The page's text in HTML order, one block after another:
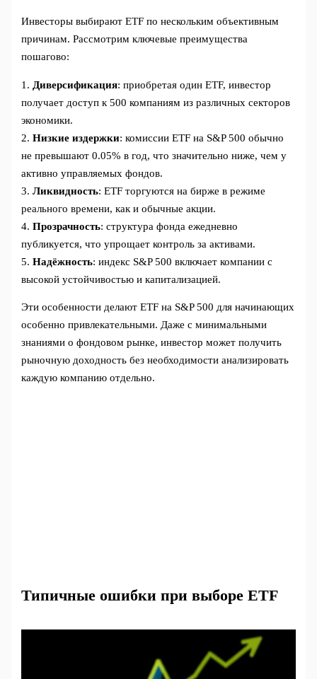
Инвесторы выбирают ETF по нескольким объективным
причинам. Рассмотрим ключевые преимущества
пошагово:
1. Диверсификация: приобретая один ETF, инвестор
получает доступ к 500 компаниям из различных секторов
экономики.
2.Низкие издержки: комиссии ETF на S&P 500 обычно
не превышают 0.05% в год, что значительно ниже, чем у
активно управляемых фондов.
3.Ликвидность: ETF торгуются на бирже в режиме
реального времени, как и обычные акции.
4.Прозрачность: структура фонда ежедневно
публикуется, что упрощает контроль за активами.
5.Надёжность: индекс S&P 500 включает компании с
высокой устойчивостью и капитализацией.
Эти особенности делают ETF на S&P 500 для начинающих
особенно привлекательными. Даже с минимальными
знаниями о фондовом рынке, инвестор может получить
рыночную доходность без необходимости анализировать
каждую компанию отдельно.
Типичные ошибки при выборе ETF